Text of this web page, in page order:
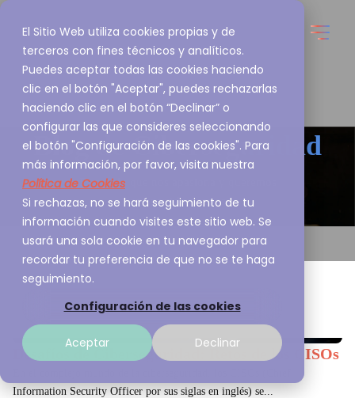
El Sitio Web utiliza cookies propias y de
terceros con fines técnicos y analíticos.
Puedes aceptar todas las cookies haciendo
clic en el botón "Aceptar", puedes rechazarlas
haciendo clic en el botón “Declinar” o
configurar las que consideres seleccionando
el botón "Configuración de las cookies". Para
más información, por favor, visita nuestra
Política de Cookies
Si rechazas, no se hará seguimiento de tu
información cuando visites este sitio web. Se
usará una sola cookie en tu navegador para
recordar tu preferencia de que no se te haga
seguimiento.
Configuración de las cookies
Aceptar Declinar
Blog deCiberseguridad
Esto es lo que nos apasiona y queremos
compartirlo contigo
Desafíos de Ciberseguridad: Retos de los CISOs
Information Security Officer por sus siglas en inglés) se...